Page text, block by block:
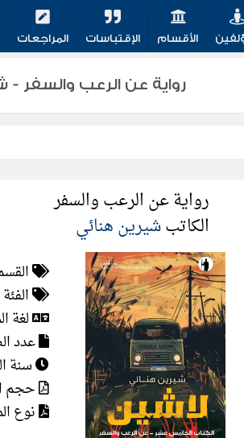
الأقسام الإقتباسات المراجعات
رواية عن الرعب والسفر -
رواية عن الرعب والسفر
الكاتبشيرين هنائي
لغة
عدد
سنة
حجم
نوع